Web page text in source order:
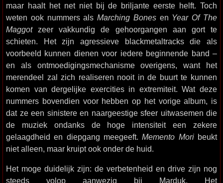
maar haalt het net niet bij de briljante eerste helft. Toch
weten ook nummers alsMarching Bonesen Year Of The
Maggotzeer vakkundig de gehoorgangen aan gort te
schieten. Het zijn agressieve blackmetaltracks die als
voorbeeld kunnen dienen voor iedere beginnende band –
en als ontmoedigingsmechanisme overigens, want het
merendeel zal zich realiseren nooit in de buurt te kunnen
komen van dergelijke exercities in extremiteit. Wat deze
nummers bovendien voor hebben op het vorige album, is
dat ze een sinistere en naargeestige sfeer uitwasemen die
de muziek ondanks de hoge intensiteit een zekere
gelaagdheid en diepgang meegeeft.Memento Moribeukt
niet alleen, maar kruipt ook onder de huid.
Het moge duidelijk zijn: de verbetenheid en drive zijn nog
steeds volop aanwezig bij Marduk. Het